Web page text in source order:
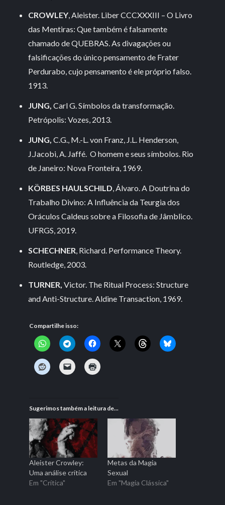
CROWLEY, Aleister. Liber CCCXXXIII – O Livro
das Mentiras: Que também é falsamente
chamado de QUEBRAS. As divagações ou
falsificações do único pensamento de Frater
Perdurabo, cujo pensamento é ele próprio falso.
1913.
JUNG, Carl G. Símbolos da transformação.
Petrópolis: Vozes, 2013.
JUNG, C.G., M.-L. von Franz, J.L. Henderson,
J.Jacobi, A. Jaffé. O homem e seus símbolos. Rio
de Janeiro: Nova Fronteira, 1969.
KÖRBES HAULSCHILD, Álvaro. A Doutrina do
Trabalho Divino: A Influência da Teurgia dos
Oráculos Caldeus sobre a Filosofia de Jâmblico.
UFRGS, 2019.
SCHECHNER, Richard. Performance Theory.
Routledge, 2003.
TURNER, Victor. The Ritual Process: Structure
and Anti-Structure. Aldine Transaction, 1969.
Compartilhe isso:
Sugerimos também a leitura de...
Aleister Crowley:
Uma análise crítica
Em "Crítica"
Metas da Magia
Sexual
Em "Magia Clássica"